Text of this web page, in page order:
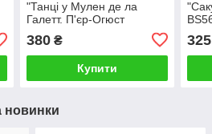
"Танці у Мулен де ла
Галетт. П'єр-Огюст
Ренуар" BS52293L 48×60
см
380₴
Купити
325
новинки